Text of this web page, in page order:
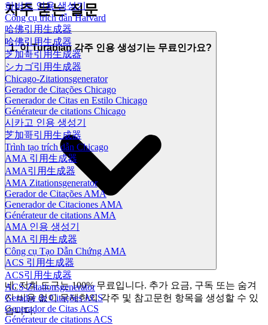
하버드 인용 생성기
Công cụ trích dẫn Harvard
哈佛引用生成器
哈佛引用生成器
芝加哥引用生成器
シカゴ引用生成器
Chicago-Zitationsgenerator
Gerador de Citações Chicago
Generador de Citas en Estilo Chicago
Générateur de citations Chicago
시카고 인용 생성기
芝加哥引用生成器
Trình tạo trích dẫn Chicago
AMA 引用生成器
AMA引用生成器
AMA Zitationsgenerator
Gerador de Citações AMA
Generador de Citaciones AMA
Générateur de citations AMA
AMA 인용 생성기
AMA 引用生成器
Công cụ Tạo Dẫn Chứng AMA
ACS 引用生成器
ACS引用生成器
ACS-Zitationsgenerator
Gerador de Citações ACS
Generador de Citas ACS
Générateur de citations ACS
자주 묻는 질문
1. 이 Turabian 각주 인용 생성기는 무료인가요?
네, 저희 도구는 100% 무료입니다. 추가 요금, 구독 또는 숨겨
진 비용 없이 무제한의 각주 및 참고문헌 항목을 생성할 수 있
습니다.